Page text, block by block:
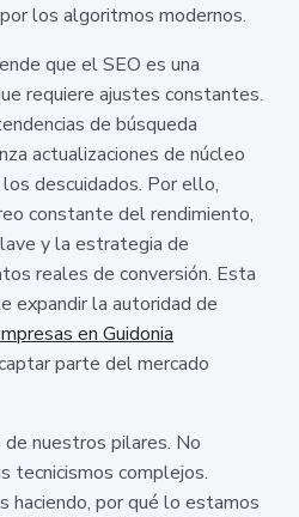
los algoritmos modernos.
que el SEO es una
requiere ajustes constantes.
de búsqueda
actualizaciones de núcleo
descuidados. Por ello,
constante del rendimiento,
y la estrategia de
reales de conversión. Esta
expandir la autoridad de
en Guidonia
parte del mercado
nuestros pilares. No
tecnicismos complejos.
haciendo, por qué lo estamos